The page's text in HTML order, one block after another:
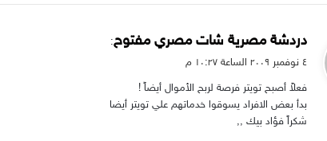
ي
ل
دردشة مصرية شات مصري مفتوح:
٤ نوفمبر ۲۰۰۹ الساعة ۱۰:۲۷ م
فعلاً أصبح تويتر فرصة لربح الأموال أيضاً !
بدأ بعض الافراد يسوقوا خدماتهم علي تويتر أيضا
شكراً فؤاد بيك ,,